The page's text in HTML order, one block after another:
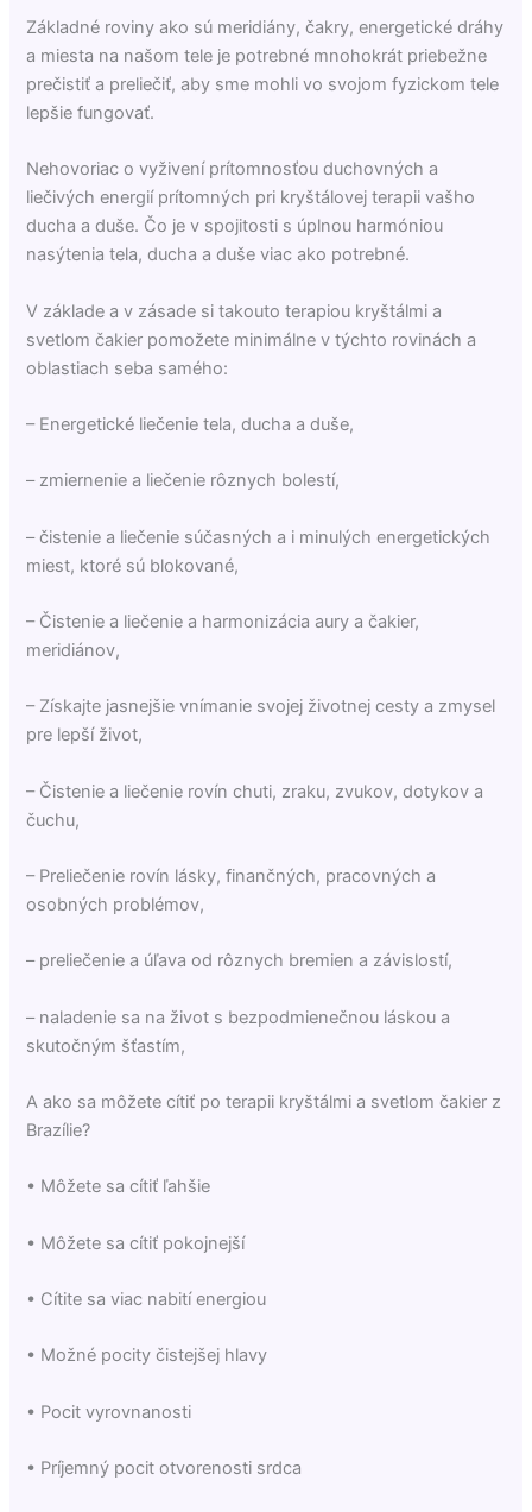
Základné roviny ako sú meridiány, čakry, energetické dráhy
a miesta na našom tele je potrebné mnohokrát priebežne
prečistiť a preliečiť, aby sme mohli vo svojom fyzickom tele
lepšie fungovať.
Nehovoriac o vyživení prítomnosťou duchovných a
liečivých energií prítomných pri kryštálovej terapii vašho
ducha a duše. Čo je v spojitosti s úplnou harmóniou
nasýtenia tela, ducha a duše viac ako potrebné.
V základe a v zásade si takouto terapiou kryštálmi a
svetlom čakier pomožete minimálne v týchto rovinách a
oblastiach seba samého:
– Energetické liečenie tela, ducha a duše,
– zmiernenie a liečenie rôznych bolestí,
– čistenie a liečenie súčasných a i minulých energetických
miest, ktoré sú blokované,
– Čistenie a liečenie a harmonizácia aury a čakier,
meridiánov,
– Získajte jasnejšie vnímanie svojej životnej cesty a zmysel
pre lepší život,
– Čistenie a liečenie rovín chuti, zraku, zvukov, dotykov a
čuchu,
– Preliečenie rovín lásky, finančných, pracovných a
osobných problémov,
– preliečenie a úľava od rôznych bremien a závislostí,
– naladenie sa na život s bezpodmienečnou láskou a
skutočným šťastím,
A ako sa môžete cítiť po terapii kryštálmi a svetlom čakier z
Brazílie?
• Môžete sa cítiť ľahšie
• Môžete sa cítiť pokojnejší
• Cítite sa viac nabití energiou
• Možné pocity čistejšej hlavy
• Pocit vyrovnanosti
• Príjemný pocit otvorenosti srdca